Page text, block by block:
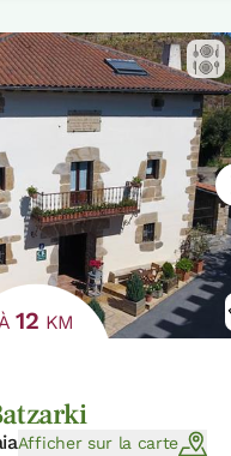
12 KM
Afficher sur la carte